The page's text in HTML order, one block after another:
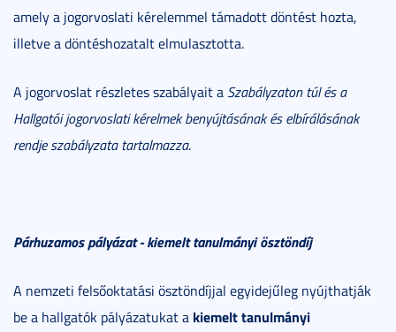
amely a jogorvoslati kérelemmel támadott döntést hozta,
illetve a döntéshozatalt elmulasztotta.
A jogorvoslat részletes szabályait a Szabályzaton túl és a
Hallgatói jogorvoslati kérelmek benyújtásának és elbírálásának
rendje szabályzata tartalmazza.
Párhuzamos pályázat - kiemelt tanulmányi ösztöndíj
A nemzeti felsőoktatási ösztöndíjjal egyidejűleg nyújthatják
be a hallgatók pályázatukat a kiemelt tanulmányi